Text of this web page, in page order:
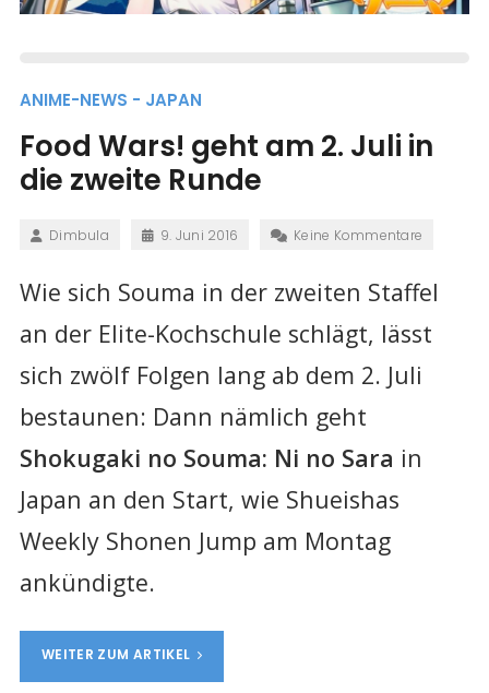
ANIME-NEWS - JAPAN
Food Wars! geht am 2. Juli in
die zweite Runde
Dimbula 9. Juni 2016 Keine Kommentare
Wie sich Souma in der zweiten Staffel
an der Elite-Kochschule schlägt, lässt
sich zwölf Folgen lang ab dem 2. Juli
bestaunen: Dann nämlich geht
Shokugaki no Souma: Ni no Sara in
Japan an den Start, wie Shueishas
Weekly Shonen Jump am Montag
ankündigte.
WEITER ZUM ARTIKEL